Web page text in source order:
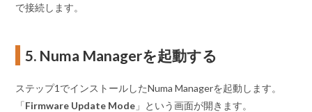
で接続します。
5. Numa Managerを起動する
ステップ1でインストールしたNuma Managerを起動します。
「Firmware Update Mode 」という画面が開きます。